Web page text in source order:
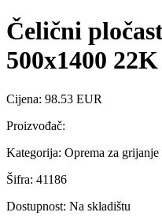
Čelični
500x1400 22K
Cijena: 98.53 EUR
Proizvođač:
Kategorija: Oprema za grijanje
Šifra: 41186
Dostupnost: Na skladištu